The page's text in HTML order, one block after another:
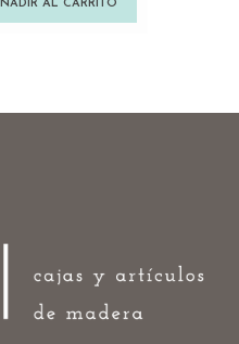
AL CARRITO